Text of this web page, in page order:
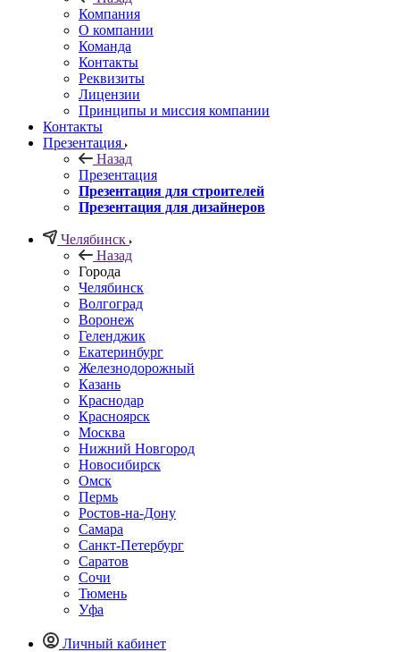
Компания
О компании
Команда
Контакты
Реквизиты
Лицензии
Принципы и миссия компании
Контакты
Презентация
Назад
Презентация
Презентация для строителей
Презентация для дизайнеров
Челябинск
Назад
Города
Челябинск
Волгоград
Воронеж
Геленджик
Екатеринбург
Железнодорожный
Казань
Краснодар
Красноярск
Москва
Нижний Новгород
Новосибирск
Омск
Пермь
Ростов-на-Дону
Самара
Санкт-Петербург
Саратов
Сочи
Тюмень
Уфа
Личный кабинет